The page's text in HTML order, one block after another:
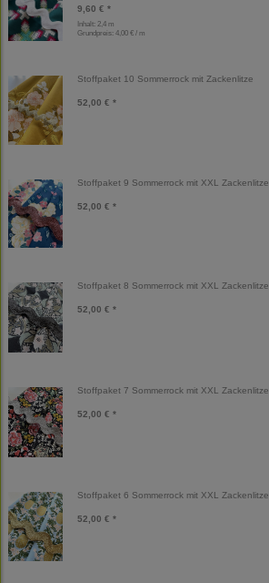
9,60 € *
Inhalt: 2,4 m
Grundpreis: 4,00 € / m
Stoffpaket 10 Sommerrock mit Zackenlitze
52,00 € *
Stoffpaket 9 Sommerrock mit XXL Zackenlitze
52,00 € *
Stoffpaket 8 Sommerrock mit XXL Zackenlitze
52,00 € *
Stoffpaket 7 Sommerrock mit XXL Zackenlitze
52,00 € *
Stoffpaket 6 Sommerrock mit XXL Zackenlitze
52,00 € *